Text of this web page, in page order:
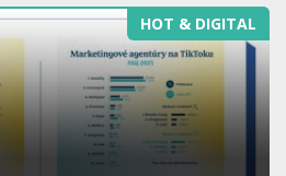
HOT & DIGITAL